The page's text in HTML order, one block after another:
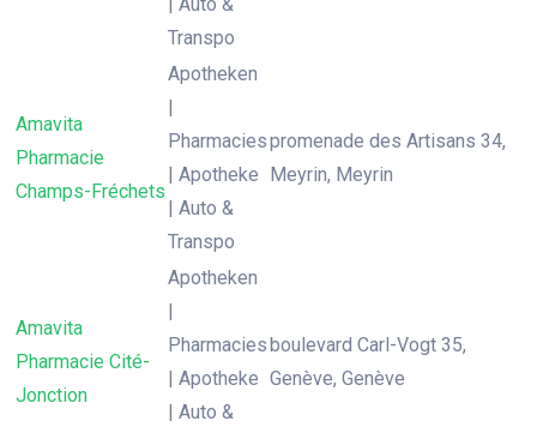
Transpo
Amavita
Pharmacie
Champs-Fréchets
Apotheken
|
Pharmacies
| Apotheke
| Auto &
Transpo
promenade des Artisans 34,
Meyrin, Meyrin
Amavita
Pharmacie Cité-
Jonction
Apotheken
|
Pharmacies
| Apotheke
| Auto &
boulevard Carl-Vogt 35,
Genève, Genève